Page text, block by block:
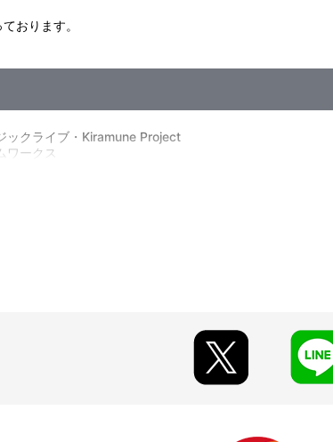
おります。
クライブ・Kiramune Project
ークス